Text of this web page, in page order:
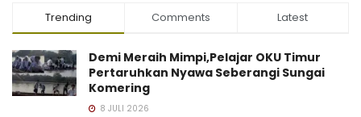
Trending Comments Latest
Demi Meraih Mimpi,Pelajar OKU Timur
Pertaruhkan Nyawa Seberangi Sungai
Komering
8 JULI 2026